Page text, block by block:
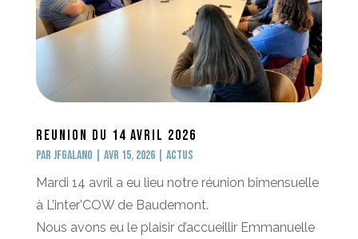
Reunion du 14 avril 2026
par jfgalano Avr 15, 2026| Actus
Mardi 14 avril a eu lieu notre réunion bimensuelle
à L’inter’COW de Baudemont.
Nous avons eu le plaisir d’accueillir Emmanuelle